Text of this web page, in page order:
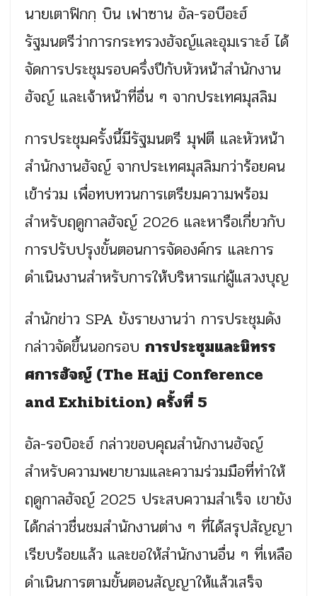
นายเตาฟิกกฺ บิน เฟาซาน อัล-รอบีอะฮ์
รัฐมนตรีว่าการกระทรวงฮัจญ์และอุมเราะฮ์ ได้
จัดการประชุมรอบครึ่งปีกับหัวหน้าสำนักงาน
ฮัจญ์ และเจ้าหน้าที่อื่น ๆ จากประเทศมุสลิม
การประชุมครั้งนี้มีรัฐมนตรี มุฟตี และหัวหน้า
สำนักงานฮัจญ์ จากประเทศมุสลิมกว่าร้อยคน
เข้าร่วม เพื่อทบทวนการเตรียมความพร้อม
สำหรับฤดูกาลฮัจญ์ 2026 และหารือเกี่ยวกับ
การปรับปรุงขั้นตอนการจัดองค์กร และการ
ดำเนินงานสำหรับการให้บริหารแก่ผู้แสวงบุญ
สำนักข่าว SPA ยังรายงานว่า การประชุมดัง
กล่าวจัดขึ้นนอกรอบ การประชุมและนิทรร
ศการฮัจญ์ (The Hajj Conference
and Exhibition) ครั้งที่ 5
อัล-รอบิอะฮ์ กล่าวขอบคุณสำนักงานฮัจญ์
สำหรับความพยายามและความร่วมมือที่ทำให้
ฤดูกาลฮัจญ์ 2025 ประสบความสำเร็จ เขายัง
ได้กล่าวชื่นชมสำนักงานต่าง ๆ ที่ได้สรุปสัญญา
เรียบร้อยแล้ว และขอให้สำนักงานอื่น ๆ ที่เหลือ
ดำเนินการตามขั้นตอนสัญญาให้แล้วเสร็จ